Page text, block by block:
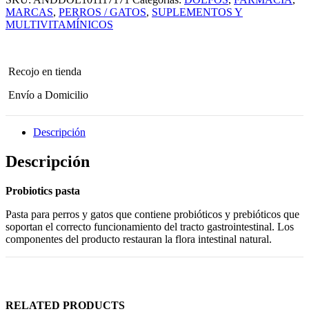
MARCAS, PERROS / GATOS, SUPLEMENTOS Y
MULTIVITAMÍNICOS
Recojo en tienda
Envío a Domicilio
Descripción
Descripción
Probiotics pasta
Pasta para perros y gatos que contiene probióticos y prebióticos que
soportan el correcto funcionamiento del tracto gastrointestinal. Los
componentes del producto restauran la flora intestinal natural.
RELATED PRODUCTS